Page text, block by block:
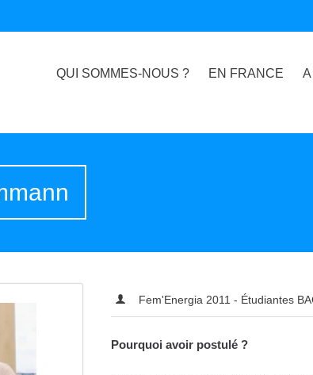
QUI SOMMES-NOUS ? EN FRANCE
Fem'Energia 2011 - Étudiantes
Pourquoi avoir postulé ?